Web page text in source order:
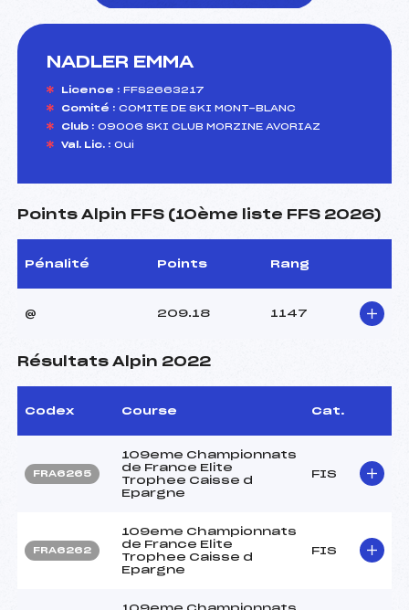
NADLER EMMA
Licence : FFS2663217
Comité : COMITE DE SKI MONT-BLANC
Club : 09006 SKI CLUB MORZINE AVORIAZ
Val. Lic. : Oui
Points Alpin FFS (10ème liste FFS 2026)
Pénalité Points Rang
@ 209.18 1147
Résultats Alpin 2022
Codex Course Cat.
FRA6265
109eme Championnats
de France Elite
Trophee Caisse d
Epargne
FIS
FRA6262
109eme Championnats
de France Elite
Trophee Caisse d
Epargne
FIS
109eme Championnats